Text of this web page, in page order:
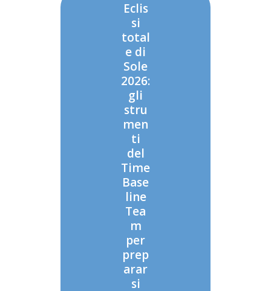
Eclis
si
total
e di
Sole
2026:
gli
stru
men
ti
del
Time
Base
line
Tea
m
per
prep
arar
si